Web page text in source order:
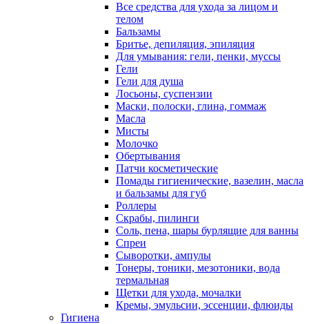
Все средства для ухода за лицом и
телом
Бальзамы
Бритье, депиляция, эпиляция
Для умывания: гели, пенки, муссы
Гели
Гели для душа
Лосьоны, суспензии
Маски, полоски, глина, гоммаж
Масла
Мисты
Молочко
Обертывания
Патчи косметические
Помады гигиенические, вазелин, масла
и бальзамы для губ
Роллеры
Скрабы, пилинги
Соль, пена, шары бурлящие для ванны
Спреи
Сыворотки, ампулы
Тонеры, тоники, мезотоники, вода
термальная
Щетки для ухода, мочалки
Кремы, эмульсии, эссенции, флюиды
Гигиена